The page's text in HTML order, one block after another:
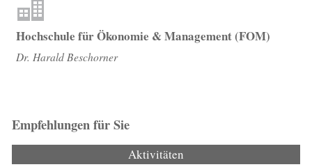
Hochschule für Ökonomie & Management (FOM)
Dr. Harald Beschorner
Empfehlungen für Sie
Aktivitäten